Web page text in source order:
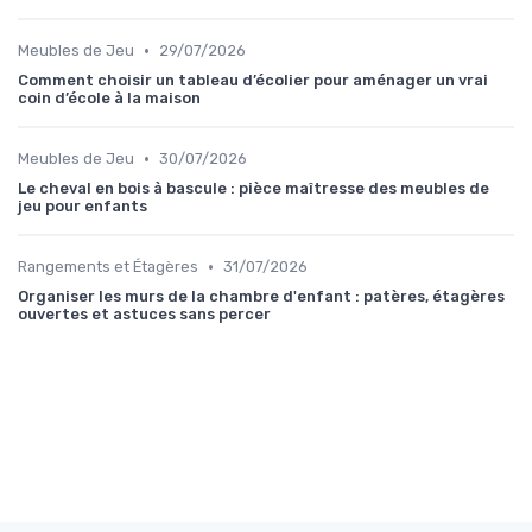
Meubles de Jeu •
29/07/2026
Comment choisir un tableau d’écolier pour aménager un vrai
coin d’école à la maison
Meubles de Jeu • 30/07/2026
Le cheval en bois à bascule : pièce maîtresse des meubles de
jeu pour enfants
Rangements et Étagères • 31/07/2026
Organiser les murs de la chambre d'enfant : patères, étagères
ouvertes et astuces sans percer